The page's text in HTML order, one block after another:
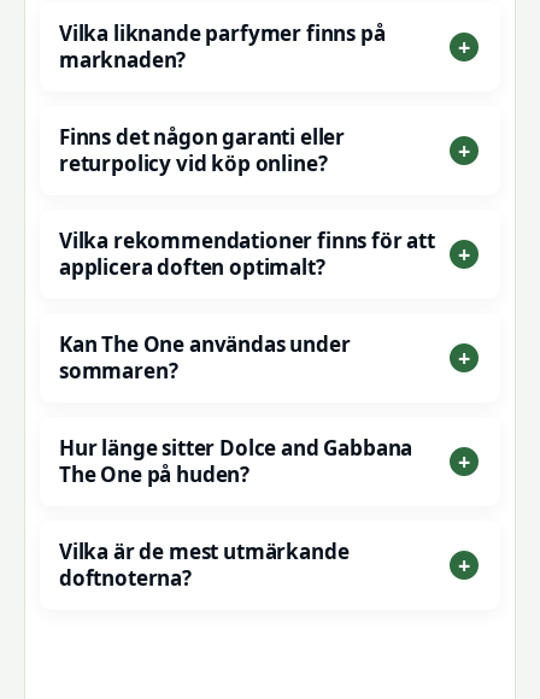
Vilka liknande parfymer finns på
marknaden?
Finns det någon garanti eller
returpolicy vid köp online?
Vilka rekommendationer finns för att
applicera doften optimalt?
Kan The One användas under
sommaren?
Hur länge sitter Dolce and Gabbana
The One på huden?
Vilka är de mest utmärkande
doftnoterna?